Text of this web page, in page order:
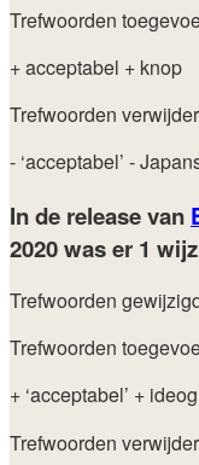
Trefwoorden
+ acceptabel + knop
Trefwoorden
- ‘acceptabel’ -
In de release van
2020was er 1
Trefwoorden
Trefwoorden
+ ‘acceptabel’ +
Trefwoorden